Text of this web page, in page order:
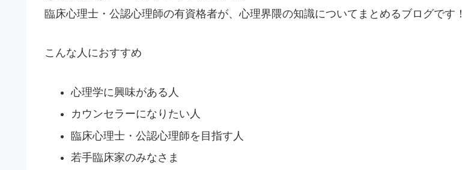
臨床心理士・公認心理師の有資格者が、心理界隈の知識についてまとめるブログです！
こんな人におすすめ
心理学に興味がある人
カウンセラーになりたい人
臨床心理士・公認心理師を目指す人
若手臨床家のみなさま